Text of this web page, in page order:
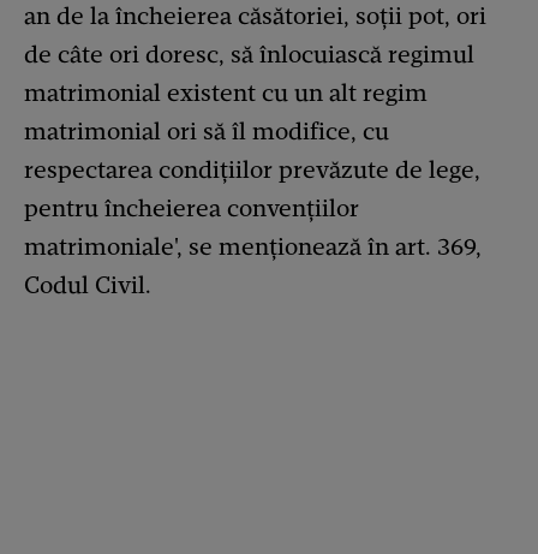
an de la încheierea căsătoriei, soții pot, ori
de câte ori doresc, să înlocuiască regimul
matrimonial existent cu un alt regim
matrimonial ori să îl modifice, cu
respectarea condițiilor prevăzute de lege,
pentru încheierea convențiilor
matrimoniale', se menționează în art. 369,
Codul Civil.